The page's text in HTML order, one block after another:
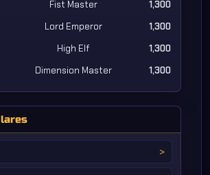
Fist Master
1,300
Lord Emperor
1,300
High Elf
1,300
Dimension Master 1,300